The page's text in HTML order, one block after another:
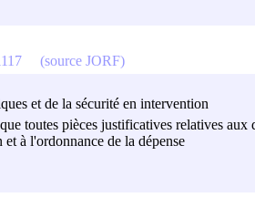
et de la sécurité en intervention
toutes pièces justificatives relatives aux
à l'ordonnance de la dépense
(source JORF)